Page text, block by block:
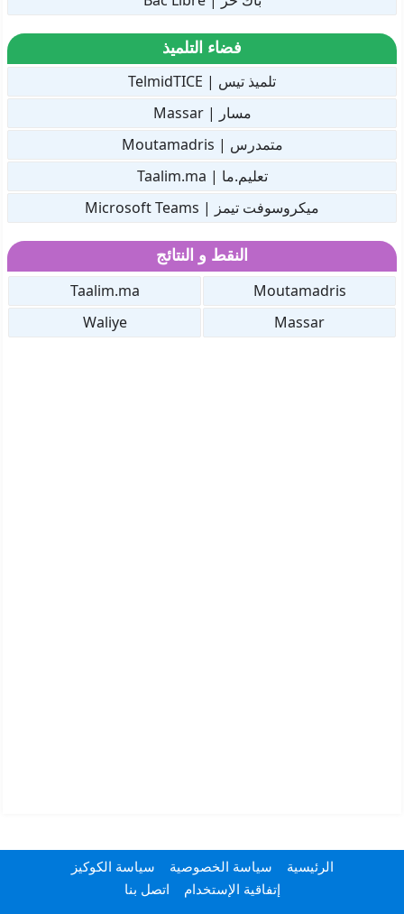
فضاء التلميذ
تلميذ تيس | TelmidTICE
مسار | Massar
متمدرس | Moutamadris
تعليم.ما | Taalim.ma
ميكروسوفت تيمز | Microsoft Teams
النقط و النتائج
Moutamadris
Taalim.ma
Massar
Waliye
الرئيسية سياسة الخصوصية
سياسة الكوكيز
إتفاقية الإستخدام
اتصل بنا